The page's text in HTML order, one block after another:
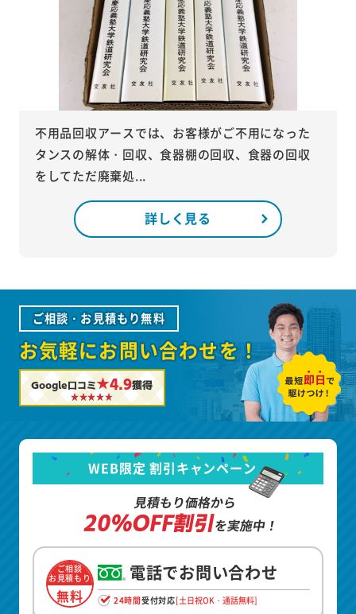
不用品回収アースでは、お客様がご不用になった
タンスの解体・回収、食器棚の回収、食器の回収
をしてただ廃棄処...
詳しく見る
ご相談・お見積もり無料
お気軽にお問い合わせを！
Google口コミ★4.9獲得
WEB限定 割引キャンペーン
見積もり価格から
20%OFF割引を実施中！
ご相談
お見積もり
無料
電話でお問い合わせ
24時間受付対応[土日祝OK・通話無料]